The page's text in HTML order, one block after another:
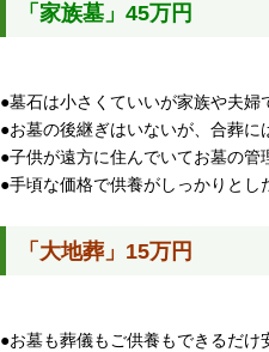
「家族墓」45万円
●墓石は小さくていいが家族や夫婦
●お墓の後継ぎはいないが、合葬に
●子供が遠方に住んでいてお墓の管
●手頃な価格で供養がしっかりとし
「大地葬」15万円
●お墓も葬儀もご供養もできるだけ